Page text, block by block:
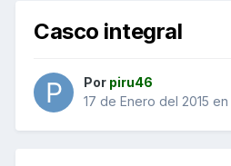
Casco integral
Por piru46
17 de Enero del 2015 en